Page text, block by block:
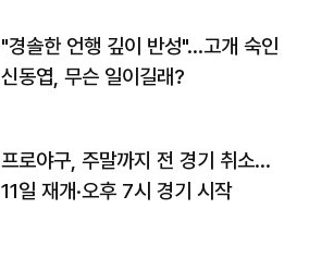
"경솔한 언행 깊이 반성"…고개 숙인
신동엽, 무슨 일이길래?
프로야구, 주말까지 전 경기 취소…
11일 재개·오후 7시 경기 시작